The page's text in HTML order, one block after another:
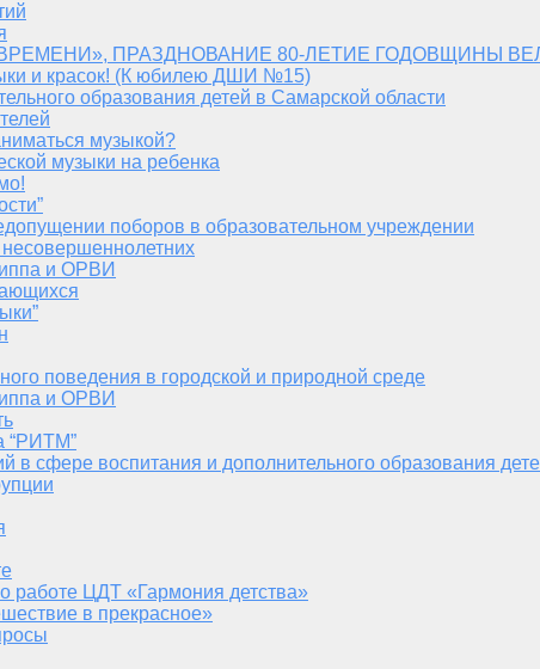
ПРАЗДНОВАНИЕ 80-ЛЕТИЕ ГОДОВЩИНЫ
и красок! (К юбилею ДШИ №15)
образования детей в Самарской области
музыкой?
музыки на ребенка
поборов в образовательном учреждении
несовершеннолетних
и ОРВИ
поведения в городской и природной среде
и ОРВИ
“РИТМ”
в сфере воспитания и дополнительного образования
работе ЦДТ «Гармония детства»
в прекрасное»